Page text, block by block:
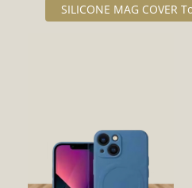
SILICONE MAG COVER